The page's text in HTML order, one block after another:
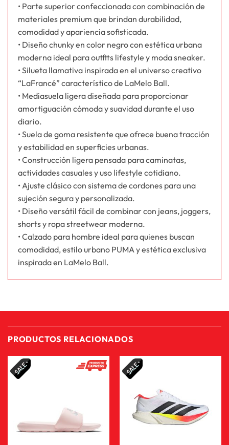
• Parte superior confeccionada con combinación de
materiales premium que brindan durabilidad,
comodidad y apariencia sofisticada.
• Diseño chunky en color negro con estética urbana
moderna ideal para outfits lifestyle y moda sneaker.
• Silueta llamativa inspirada en el universo creativo
“LaFrancé” característico de LaMelo Ball.
• Mediasuela ligera diseñada para proporcionar
amortiguación cómoda y suavidad durante el uso
diario.
• Suela de goma resistente que ofrece buena tracción
y estabilidad en superficies urbanas.
• Construcción ligera pensada para caminatas,
actividades casuales y uso lifestyle cotidiano.
• Ajuste clásico con sistema de cordones para una
sujeción segura y personalizada.
• Diseño versátil fácil de combinar con jeans, joggers,
shorts y ropa streetwear moderna.
• Calzado para hombre ideal para quienes buscan
comodidad, estilo urbano PUMA y estética exclusiva
inspirada en LaMelo Ball.
PRODUCTOS RELACIONADOS